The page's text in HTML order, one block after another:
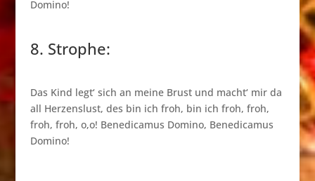
Domino!
8. Strophe:
Das Kind legt‘ sich an meine Brust und macht‘ mir da
all Herzenslust, des bin ich froh, bin ich froh, froh,
froh, froh, o,o! Benedicamus Domino, Benedicamus
Domino!